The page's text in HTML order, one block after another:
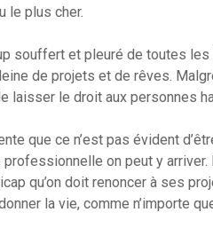
le plus cher.
souffert et pleuré de toutes
de projets et de rêves.
laisser le droit aux personnes
que ce n’est pas évident
on peut y arriver.
qu’on doit renoncer à ses
la vie, comme n’importe